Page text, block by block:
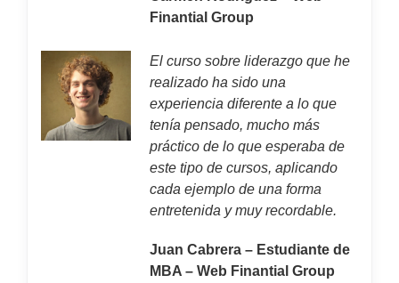
Finantial Group
El curso sobre liderazgo que he
realizado ha sido una
experiencia diferente a lo que
tenía pensado, mucho más
práctico de lo que esperaba de
este tipo de cursos, aplicando
cada ejemplo de una forma
entretenida y muy recordable.
Juan Cabrera – Estudiante de
MBA – Web Finantial Group